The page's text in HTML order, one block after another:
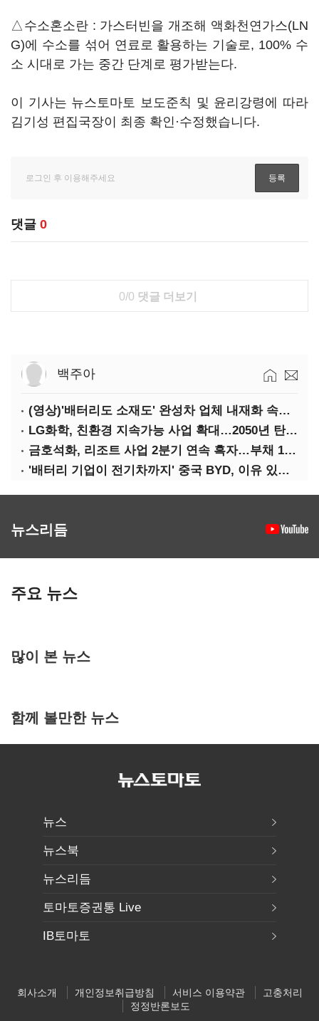
△수소혼소란 : 가스터빈을 개조해 액화천연가스(LN
G)에 수소를 섞어 연료로 활용하는 기술로, 100% 수
소 시대로 가는 중간 단계로 평가받는다.
이 기사는 뉴스토마토 보도준칙 및 윤리강령에 따라
김기성 편집국장이 최종 확인·수정했습니다.
댓글 0
0/0 댓글 더보기
백주아
(영상)'배터리도 소재도' 완성차 업체 내재화 속도낸다
LG화학, 친환경 지속가능 사업 확대…2050년 탄소중립 달성
금호석화, 리조트 사업 2분기 연속 흑자…부채 170%↓
'배터리 기업이 전기차까지' 중국 BYD, 이유 있는 선전
뉴스리듬
주요 뉴스
많이 본 뉴스
함께 볼만한 뉴스
뉴스
뉴스북
뉴스리듬
토마토증권통 Live
IB토마토
회사소개 개인정보취급방침 서비스 이용약관
고충처리
정정반론보도